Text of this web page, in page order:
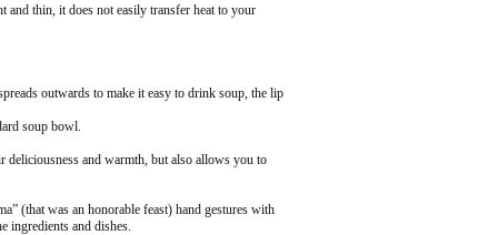
and thin, it does not easily transfer heat to your
outwards to make it easy to drink soup, the lip
soup bowl.
deliciousness and warmth, but also allows you to
(that was an honorable feast) hand gestures with
ingredients and dishes.